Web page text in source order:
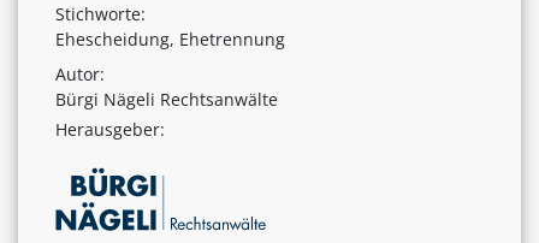
Stichworte:
Ehescheidung, Ehetrennung
Autor:
Bürgi Nägeli Rechtsanwälte
Herausgeber: